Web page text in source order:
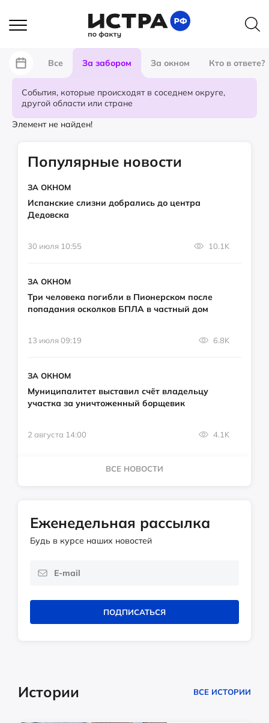
Все За забором За окном Кто в ответе?
События, которые происходят в соседнем округе,
другой области или стране
Элемент не найден!
Популярные новости
ЗА ОКНОМ
Испанские слизни добрались до центра
Дедовска
30 июля 10:55 10.1K
ЗА ОКНОМ
Три человека погибли в Пионерском после
попадания осколков БПЛА в частный дом
13 июля 09:19 6.8K
ЗА ОКНОМ
Муниципалитет выставил счёт владельцу
участка за уничтоженный борщевик
2 августа 14:00 4.1K
ВСЕ НОВОСТИ
Еженедельная рассылка
Будь в курсе наших новостей
ПОДПИСАТЬСЯ
Истории ВСЕ ИСТОРИИ